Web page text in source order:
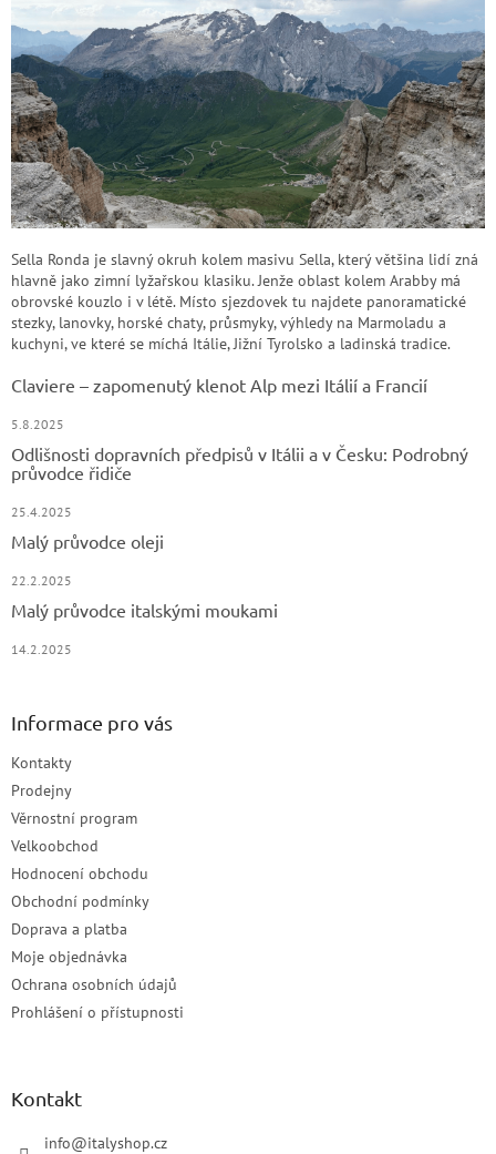
Sella Ronda je slavný okruh kolem masivu Sella, který většina lidí zná
hlavně jako zimní lyžařskou klasiku. Jenže oblast kolem Arabby má
obrovské kouzlo i v létě. Místo sjezdovek tu najdete panoramatické
stezky, lanovky, horské chaty, průsmyky, výhledy na Marmoladu a
kuchyni, ve které se míchá Itálie, Jižní Tyrolsko a ladinská tradice.
Claviere – zapomenutý klenot Alp mezi Itálií a Francií
5.8.2025
Odlišnosti dopravních předpisů v Itálii a v Česku: Podrobný
průvodce řidiče
25.4.2025
Malý průvodce oleji
22.2.2025
Malý průvodce italskými moukami
14.2.2025
Informace pro vás
Kontakty
Prodejny
Věrnostní program
Velkoobchod
Hodnocení obchodu
Obchodní podmínky
Doprava a platba
Moje objednávka
Ochrana osobních údajů
Prohlášení o přístupnosti
Kontakt
info@italyshop.cz